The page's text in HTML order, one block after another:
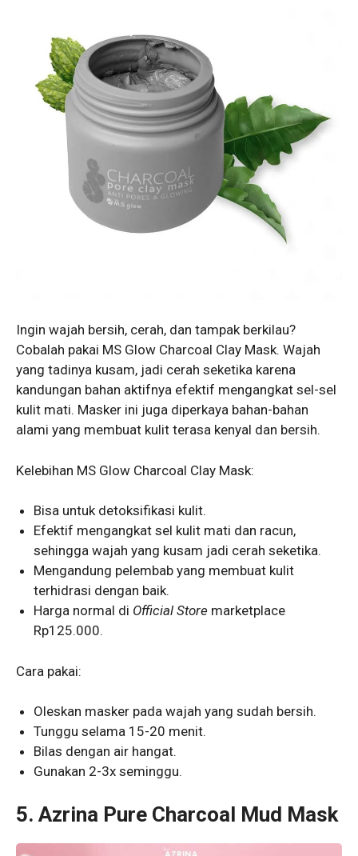
Ingin wajah bersih, cerah, dan tampak berkilau?
Cobalah pakai MS Glow Charcoal Clay Mask. Wajah
yang tadinya kusam, jadi cerah seketika karena
kandungan bahan aktifnya efektif mengangkat sel-sel
kulit mati. Masker ini juga diperkaya bahan-bahan
alami yang membuat kulit terasa kenyal dan bersih.
Kelebihan MS Glow Charcoal Clay Mask:
Bisa untuk detoksifikasi kulit.
Efektif mengangkat sel kulit mati dan racun,
sehingga wajah yang kusam jadi cerah seketika.
Mengandung pelembab yang membuat kulit
terhidrasi dengan baik.
Harga normal di Official Store marketplace
Rp125.000.
Cara pakai:
Oleskan masker pada wajah yang sudah bersih.
Tunggu selama 15-20 menit.
Bilas dengan air hangat.
Gunakan 2-3x seminggu.
5. Azrina Pure Charcoal Mud Mask